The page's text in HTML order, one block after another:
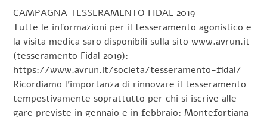
CAMPAGNA TESSERAMENTO FIDAL 2019
Tutte le informazioni per il tesseramento agonistico e
la visita medica saro disponibili sulla sito www.avrun.it
(tesseramento Fidal 2019):
https://www.avrun.it/societa/tesseramento-fidal/
Ricordiamo l’importanza di rinnovare il tesseramento
tempestivamente soprattutto per chi si iscrive alle
gare previste in gennaio e in febbraio: Montefortiana